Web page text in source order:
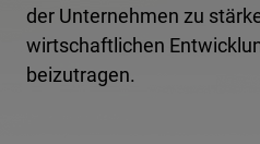
der Unternehmen zu
wirtschaftlichen
beizutragen.